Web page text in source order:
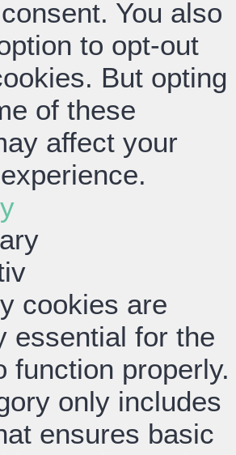
You also
to opt-out
But opting
of these
affect your
cookies are
essential for the
function properly.
only includes
ensures basic